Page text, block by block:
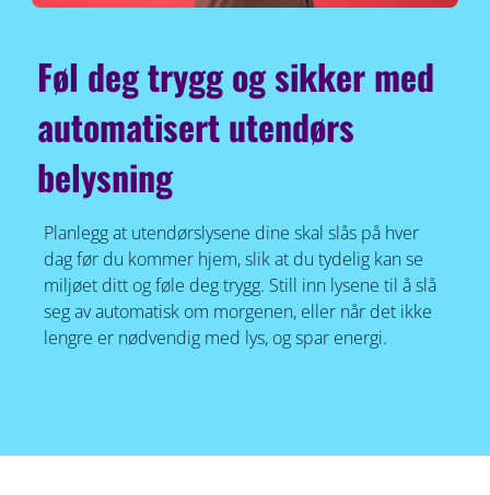
Føl deg trygg og sikker med
automatisert utendørs
belysning
Planlegg at utendørslysene dine skal slås på hver
dag før du kommer hjem, slik at du tydelig kan se
miljøet ditt og føle deg trygg. Still inn lysene til å slå
seg av automatisk om morgenen, eller når det ikke
lengre er nødvendig med lys, og spar energi.